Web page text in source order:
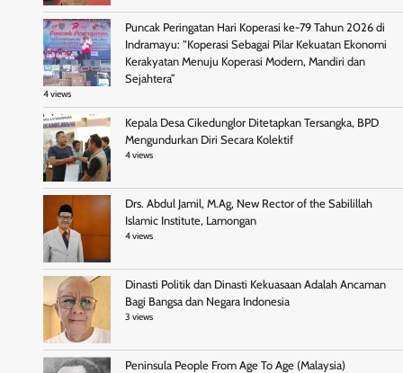
Puncak Peringatan Hari Koperasi ke-79 Tahun 2026 di
Indramayu: “Koperasi Sebagai Pilar Kekuatan Ekonomi
Kerakyatan Menuju Koperasi Modern, Mandiri dan
Sejahtera”
4 views
Kepala Desa Cikedunglor Ditetapkan Tersangka, BPD
Mengundurkan Diri Secara Kolektif
4 views
Drs. Abdul Jamil, M.Ag, New Rector of the Sabilillah
Islamic Institute, Lamongan
4 views
Dinasti Politik dan Dinasti Kekuasaan Adalah Ancaman
Bagi Bangsa dan Negara Indonesia
3 views
Peninsula People From Age To Age (Malaysia)